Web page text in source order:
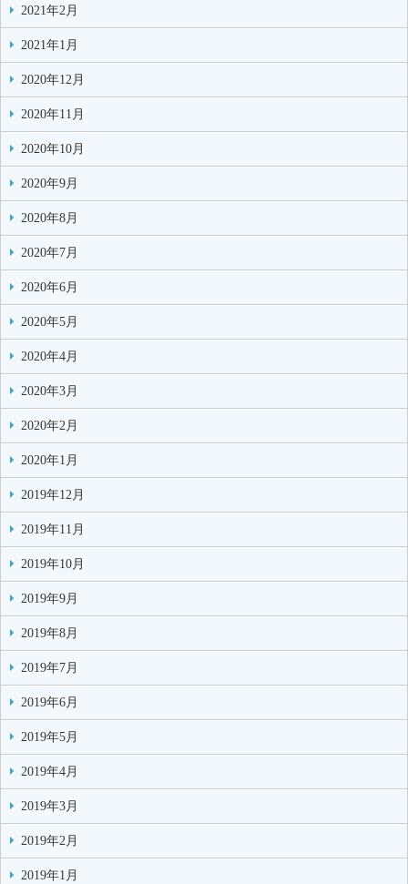
2021年2月
2021年1月
2020年12月
2020年11月
2020年10月
2020年9月
2020年8月
2020年7月
2020年6月
2020年5月
2020年4月
2020年3月
2020年2月
2020年1月
2019年12月
2019年11月
2019年10月
2019年9月
2019年8月
2019年7月
2019年6月
2019年5月
2019年4月
2019年3月
2019年2月
2019年1月